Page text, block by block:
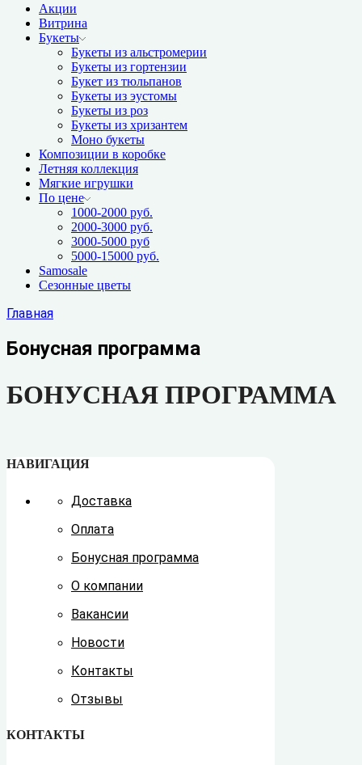
Акции
Витрина
Букеты
Букеты из альстромерии
Букеты из гортензии
Букет из тюльпанов
Букеты из эустомы
Букеты из роз
Букеты из хризантем
Моно букеты
Композиции в коробке
Летняя коллекция
Мягкие игрушки
По цене
1000-2000 руб.
2000-3000 руб.
3000-5000 руб
5000-15000 руб.
Samosale
Сезонные цветы
Главная
Бонусная программа
БОНУСНАЯ ПРОГРАММА
НАВИГАЦИЯ
Доставка
Оплата
Бонусная программа
О компании
Вакансии
Новости
Контакты
Отзывы
КОНТАКТЫ